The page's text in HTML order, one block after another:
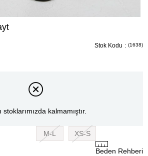
Stok Kodu (1638)
stoklarımızda kalmamıştır.
M-L XS-S
Beden Rehberi